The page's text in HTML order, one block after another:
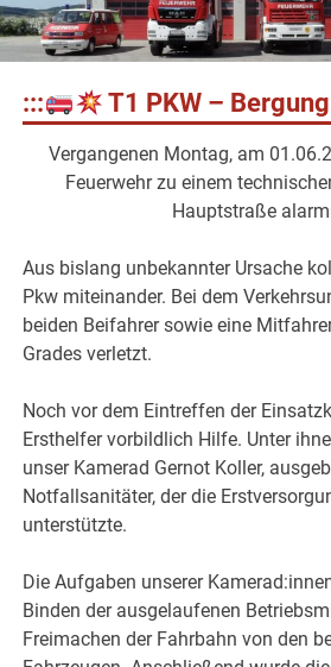
::: T1 PKW – Bergung
Vergangenen Montag, am
Feuerwehr zu einem
Hauptstraße
Aus bislang unbekannter Ursache
Pkw miteinander. Bei dem
beiden Beifahrer sowie eine
Grades verletzt.
Noch vor dem Eintreffen der
Ersthelfer vorbildlich Hilfe. Unter
unser Kamerad Gernot Koller,
Notfallsanitäter, der die
unterstützte.
Die Aufgaben unserer
Binden der ausgelaufenen
Freimachen der Fahrbahn von den